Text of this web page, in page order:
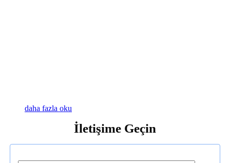
daha fazla oku
İletişime Geçin